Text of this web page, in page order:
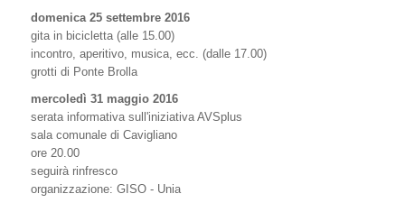
domenica 25 settembre 2016
gita in bicicletta (alle 15.00)
incontro, aperitivo, musica, ecc. (dalle 17.00)
grotti di Ponte Brolla
mercoledì 31 maggio 2016
serata informativa sull'iniziativa AVSplus
sala comunale di Cavigliano
ore 20.00
seguirà rinfresco
organizzazione: GISO - Unia